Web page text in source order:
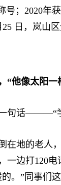
号；2020年
25 日，岚山
“他像太阳一
话———“学
地的老人，
一边打120
。”同事们这